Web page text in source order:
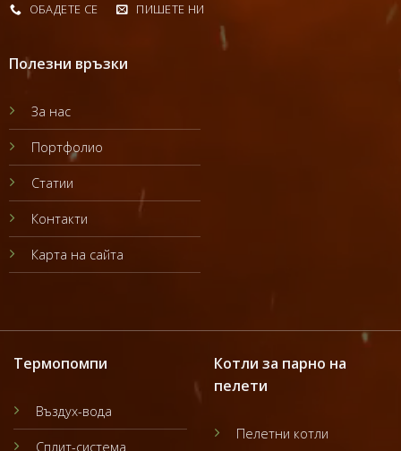
ОБАДЕТЕ СЕ ПИШЕТЕ НИ
Полезни връзки
За нас
Портфолио
Статии
Контакти
Карта на сайта
Термопомпи
Въздух-вода
Сплит-система
Котли за парно на
пелети
Пелетни котли